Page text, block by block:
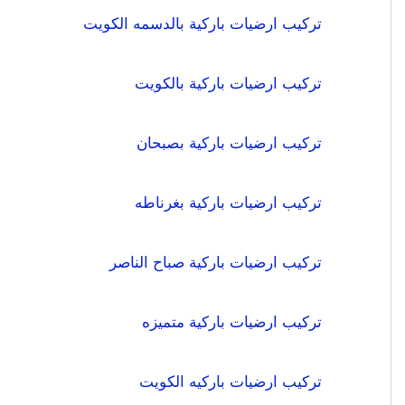
تركيب ارضيات باركية بالدسمه الكويت
تركيب ارضيات باركية بالكويت
تركيب ارضيات باركية بصبحان
تركيب ارضيات باركية بغرناطه
تركيب ارضيات باركية صباح الناصر
تركيب ارضيات باركية متميزه
تركيب ارضيات باركيه الكويت